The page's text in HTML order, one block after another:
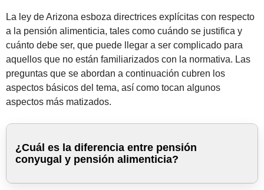
La ley de Arizona esboza directrices explícitas con respecto
a la pensión alimenticia, tales como cuándo se justifica y
cuánto debe ser, que puede llegar a ser complicado para
aquellos que no están familiarizados con la normativa. Las
preguntas que se abordan a continuación cubren los
aspectos básicos del tema, así como tocan algunos
aspectos más matizados.
¿Cuál es la diferencia entre pensión
conyugal y pensión alimenticia?